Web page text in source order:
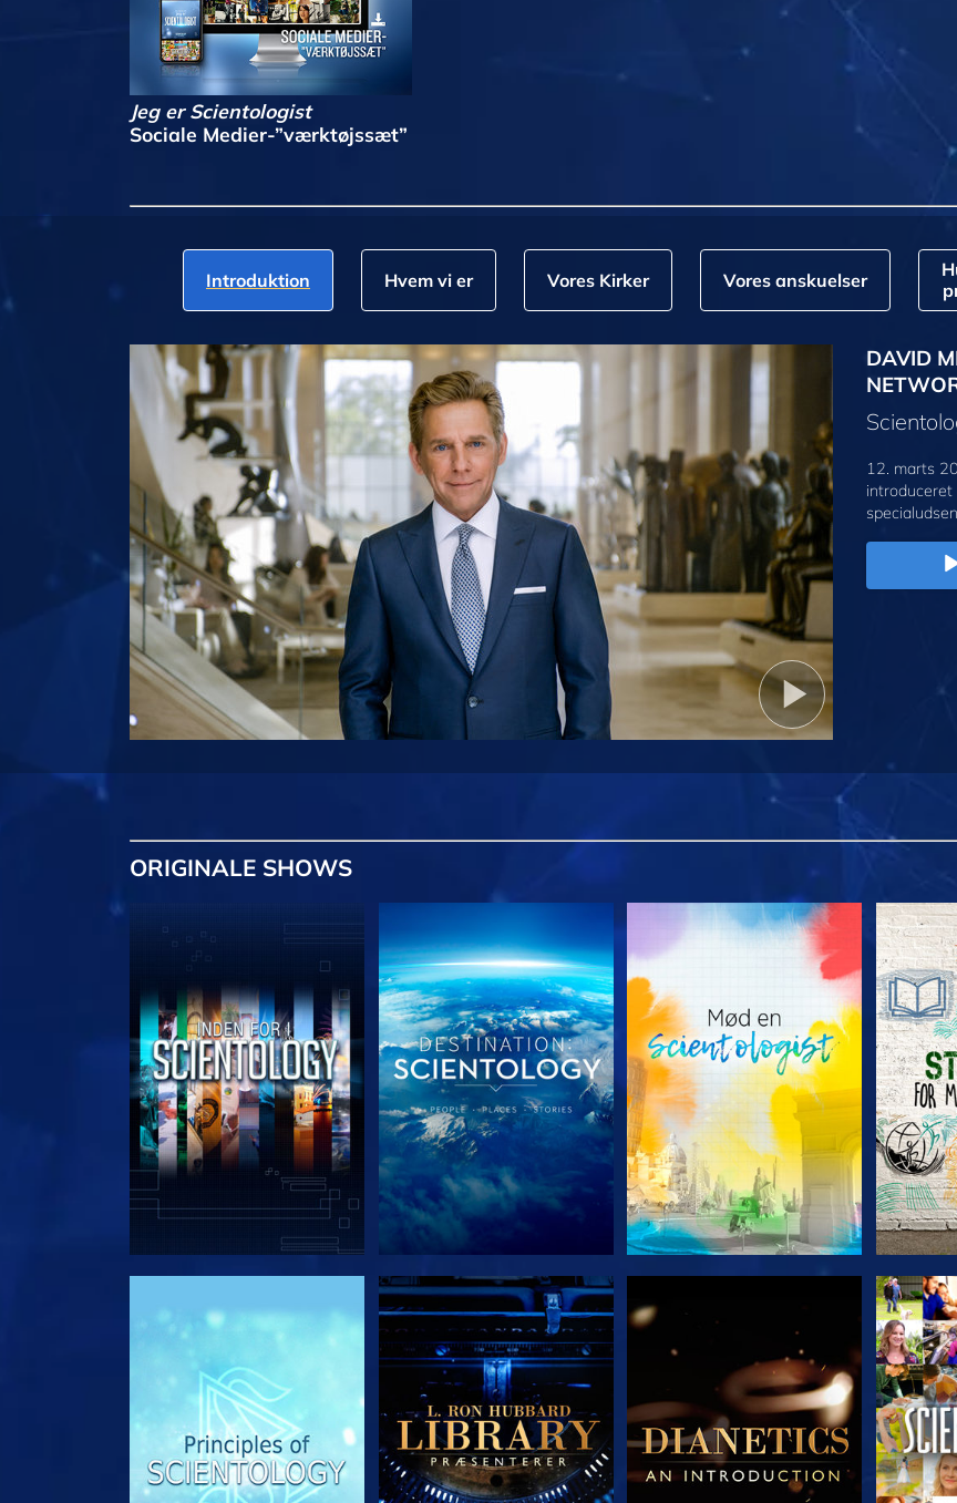
Jeg er Scientologist
Sociale Medier-”værktøjssæt”
Introduktion Hvem vi er Vores Kirker Vores anskuelser
DAVID
12. marts
introduceret
ORIGINALE SHOWS
UDFORSK SERIEN UDFORSK SERIEN UDFORSK SERIEN